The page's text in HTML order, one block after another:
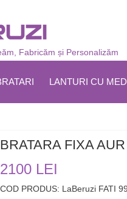
Fabricăm și Personalizăm
LANTURI CU
BRATARA FIXA
2100 LEI
COD PRODUS: LaBeruzi FATI